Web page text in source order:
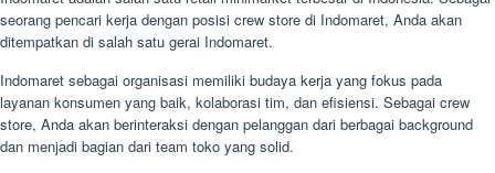
seorang pencari kerja dengan posisi crew store di Indomaret, Anda akan
ditempatkan di salah satu gerai Indomaret.
Indomaret sebagai organisasi memiliki budaya kerja yang fokus pada
layanan konsumen yang baik, kolaborasi tim, dan efisiensi. Sebagai crew
store, Anda akan berinteraksi dengan pelanggan dari berbagai background
dan menjadi bagian dari team toko yang solid.